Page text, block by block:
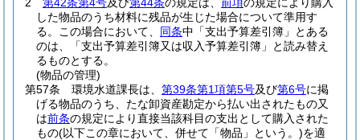
した物品のうち材料に残品が生じた場合について準用す
る。
この場合において、 同条中「支出予算差引簿」とある
のは、「支出予算差引簿又は収入予算差引簿」と読み替え
るものとする。
(物品の管理)
第57条
環境水道課長は、 第39条第1項第5号及び第6号に掲
げる物品のうち、たな卸資産勘定から払い出されたもの又
は前条の規定により直接当該科目の支出として購入された
もの(以下この章において、併せて「物品」という。)を適